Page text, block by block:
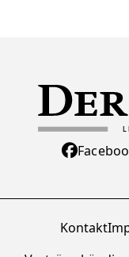
Kontakt